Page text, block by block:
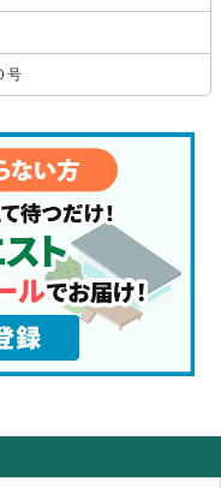
号